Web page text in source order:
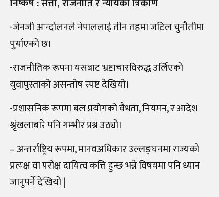
-जेनजी आन्दोलनले नेपाललाई तीन तहमा जटिल चुनौतीमा
पुर्याएको छ।
-राजनीतिक रूपमा यसबाट भ्रष्टाचारविरुद्ध उर्लिएको
युवापुस्ताको असन्तोष स्पष्ट देखियो।
-प्रशासनिक रूपमा बल प्रयोगको वैधता, नियमन, र आदेश
श्रृंखलाबारे पनि गम्भीर प्रश्न उठ्यो।
– अन्तर्राष्ट्रिय रूपमा, मानवअधिकार उल्लङ्घनमा राज्यको
प्रत्यक्ष वा परोक्ष दायित्व कत्ति हुन्छ भन्ने विषयमा पनि ध्यान
जानुपर्ने देखियो |